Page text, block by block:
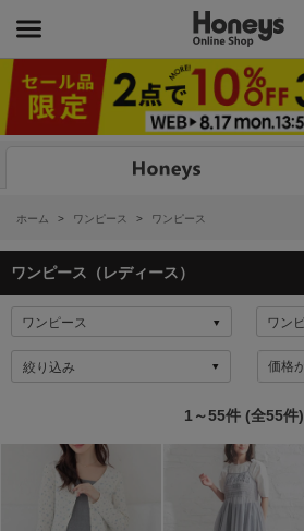
ホーム > ワンピース > ワンピース
ワンピース（レディース）
絞り込み
1～55件 (全55件)